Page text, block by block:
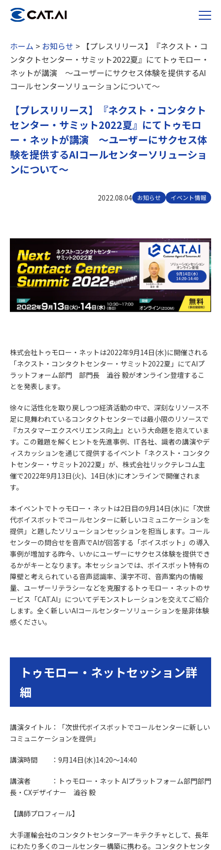
ホーム > お知らせ > 【プレスリリース】『ネクスト・コ
ンタクトセンター・サミット2022夏』にてトゥモロー・
ネットが講演 ～ユーザーにサクセス体験を提供するAI
コールセンターソリューションについて～
【プレスリリース】『ネクスト・コンタクト
センター・サミット2022夏』にてトゥモロ
ー・ネットが講演 ～ユーザーにサクセス体
験を提供するAIコールセンターソリューショ
ンについて～
2022.08.04 お知らせ イベント情報
株式会社トゥモロー・ネットは2022年9月14日(水)に開催される
「ネクスト・コンタクトセンター・サミット2022夏」にてAIプ
ラットフォーム部門 部門長 澁谷 毅がオンライン登壇するこ
とを発表します。
徐々に活性化を取り戻しつつ経済活動の中で、深刻なリソース不
足に見舞われているコンタクトセンターでは最小限のリソースで
『カスタマーエクスペリエンス向上』という大命題を抱えていま
す。この難題を解くヒントを先進事例、IT各社、識者の講演やデ
ィスカッションを通じて提供するイベント「ネクスト・コンタク
トセンター・サミット2022夏」が、株式会社リックテレコム主
催で2022年9月13日(火)、14日(水)にオンラインで開催されま
す。
本イベントでトゥモロー・ネットは2日目の9月14日(水)に「次世
代ボイスボットでコールセンターに新しいコミュニケーションを
提供」と題したソリューションセッションを担当します。コール
センターの問合せを音声でAIが回答する「ボイスボット」の導入
事例が増加する昨今、いかにユーザーにサクセス体験を提供でき
るかがキーとなります。本セッションでは、ボイスボット特有の
障壁と考えられている音声認識率、漢字不可、音声案内の情報
量、ユーザーリテラシーなどを克服するトゥモロー・ネットのサ
ービス「CAT.AI」についてデモンストレーションを交えてご紹介
します。全く新しいAIコールセンターソリューションを是非体験
感ください。
トゥモロー・ネットセッション詳
細
講演タイトル：「次世代ボイスボットでコールセンターに新しい
コミュニケーションを提供」
講演時間 ：9月14日(水)14:20～14:40
講演者 ：トゥモロー・ネット AIプラットフォーム部門部門
長・CXデザイナー 澁谷 毅
【講師プロフィール】
大手運輸会社のコンタクトセンターアーキテクチャとして、長年
にわたり多くのコールセンター構築に携わる。コンタクトセンタ